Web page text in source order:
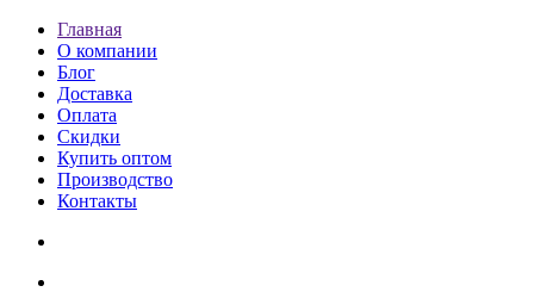
Главная
О компании
Блог
Доставка
Оплата
Скидки
Купить оптом
Производство
Контакты